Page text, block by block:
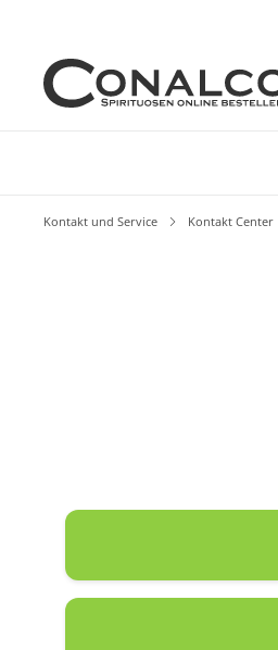
Kontakt und Service Kontakt Center